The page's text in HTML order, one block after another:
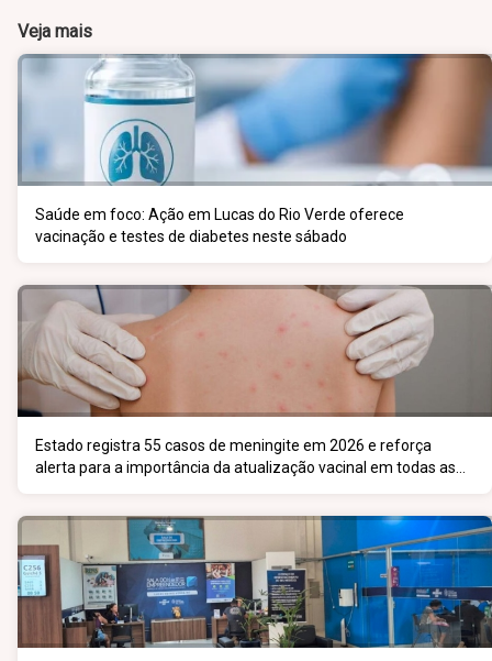
Veja mais
Saúde em foco: Ação em Lucas do Rio Verde oferece
vacinação e testes de diabetes neste sábado
Estado registra 55 casos de meningite em 2026 e reforça
alerta para a importância da atualização vacinal em todas as